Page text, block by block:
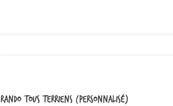
rando tous terriens (Personnalisé)